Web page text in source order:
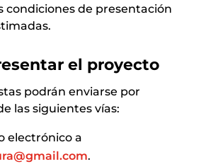
condiciones de presentación
el proyecto
podrán enviarse por
las siguientes vías:
electrónico a
.